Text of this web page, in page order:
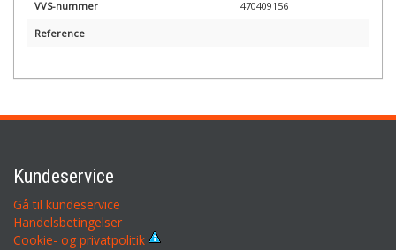
VVS-nummer 470409156
Reference
Kundeservice
Gå til kundeservice
Handelsbetingelser
Cookie- og privatpolitik